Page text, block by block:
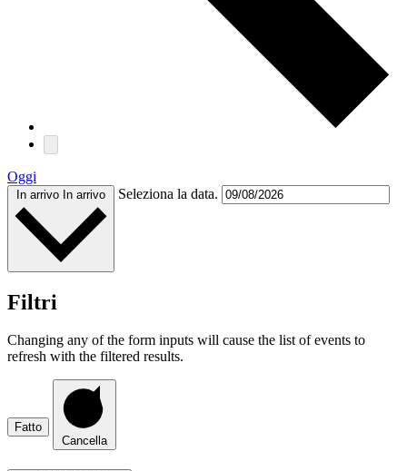
Oggi
In arrivo In arrivo Seleziona la data.
Filtri
Changing any of the form inputs will cause the list of events to
refresh with the filtered results.
Fatto
Cancella